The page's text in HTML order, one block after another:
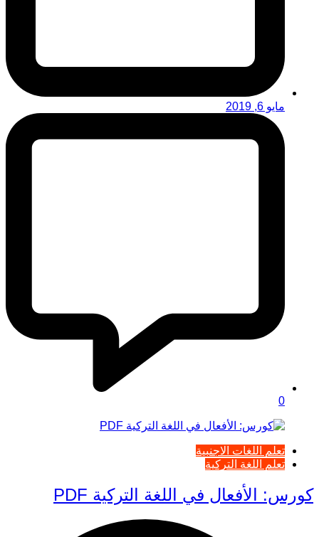
مايو 6, 2019
0
تعلم اللغات الاجنبية
تعلم اللغة التركية
كورس: الأفعال في اللغة التركية PDF